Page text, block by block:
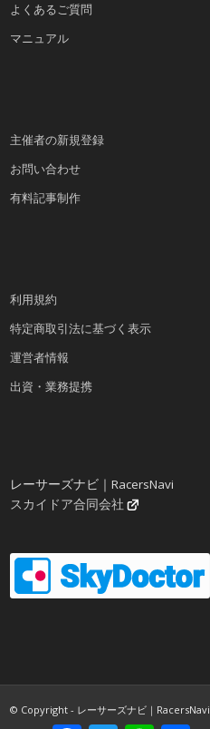
よくあるご質問
マニュアル
主催者の新規登録
お問い合わせ
有料記事制作
利用規約
特定商取引法に基づく表示
運営者情報
出資・業務提携
レーサーズナビ｜RacersNavi
スカイドア合同会社
© Copyright - レーサーズナビ｜RacersNavi